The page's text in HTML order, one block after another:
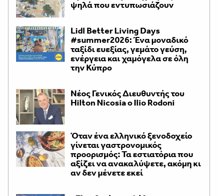
ψηλά που εντυπωσιάζουν
Lidl Better Living Days
#summer2026: Ένα μοναδικό
ταξίδι ευεξίας, γεμάτο γεύση,
ενέργεια και χαμόγελα σε όλη
την Κύπρο
Νέος Γενικός Διευθυντής του
Hilton Nicosia ο Ilio Rodoni
Όταν ένα ελληνικό ξενοδοχείο
γίνεται γαστρονομικός
προορισμός: Τα εστιατόρια που
αξίζει να ανακαλύψετε, ακόμη κι
αν δεν μένετε εκεί